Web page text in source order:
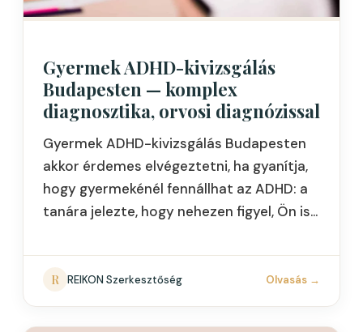
Gyermek ADHD-kivizsgálás
Budapesten — komplex
diagnosztika, orvosi diagnózissal
Gyermek ADHD-kivizsgálás Budapesten
akkor érdemes elvégeztetni, ha gyanítja,
hogy gyermekénél fennállhat az ADHD: a
tanára jelezte, hogy nehezen figyel, Ön is
az impulzivitásával vagy a
szervezőkészségével…
R REIKON Szerkesztőség Olvasás →